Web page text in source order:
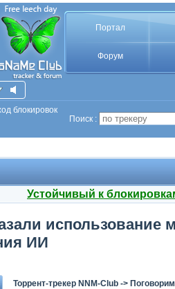
Портал
Форум
блокировок
Поиск :
Устойчивый к
ИИ
Торрент-трекер NNM-Club -> Поговорим